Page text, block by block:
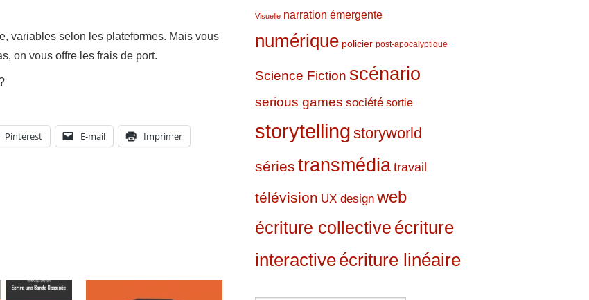
variables selon les plateformes. Mais vous
on vous offre les frais de port.
Pinterest E-mail Imprimer
Visuelle narration émergente
numérique policier post-apocalyptique
Science Fiction scénario
serious games société sortie
storytelling storyworld
séries transmédia travail
télévision UX design web
écriture collective écriture
interactiveécriture linéaire